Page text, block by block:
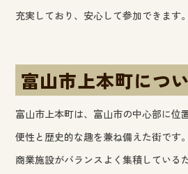
充実しており、安心して参加できます。
富山市上本町につ
富山市上本町は、富山市の中心部に位
便性と歴史的な趣を兼ね備えた街です
商業施設がバランスよく集積している